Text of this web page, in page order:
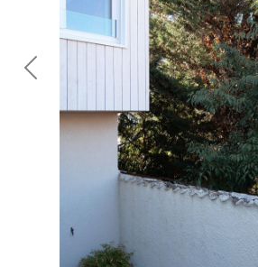
Previous